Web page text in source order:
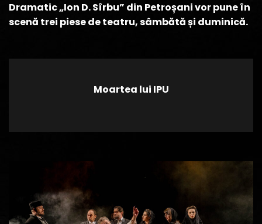
Dramatic „Ion D. Sîrbu” din Petroșani vor pune în
scenă trei piese de teatru, sâmbătă și duminică.
Moartea lui IPU